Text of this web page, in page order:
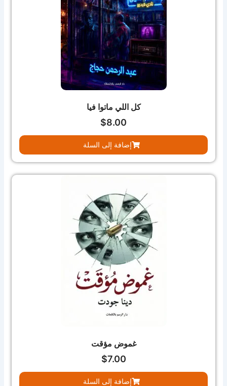
كل اللي ماتوا فيا
$8.00
إضافة إلى السلة
غموض مؤقت
$7.00
إضافة إلى السلة